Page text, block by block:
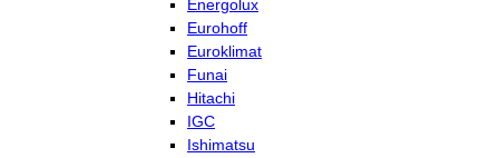
Energolux
Eurohoff
Euroklimat
Funai
Hitachi
IGC
Ishimatsu